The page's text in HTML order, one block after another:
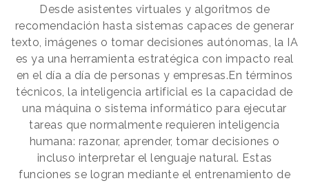
Desde asistentes virtuales y algoritmos de
recomendación hasta sistemas capaces de generar
texto, imágenes o tomar decisiones autónomas, la IA
es ya una herramienta estratégica con impacto real
en el día a día de personas y empresas.En términos
técnicos, la inteligencia artificial es la capacidad de
una máquina o sistema informático para ejecutar
tareas que normalmente requieren inteligencia
humana: razonar, aprender, tomar decisiones o
incluso interpretar el lenguaje natural. Estas
funciones se logran mediante el entrenamiento de